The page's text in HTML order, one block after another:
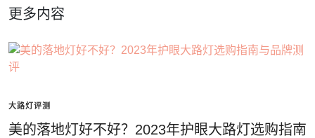
更多内容
大路灯评测
美的落地灯好不好？2023年护眼大路灯选购指南